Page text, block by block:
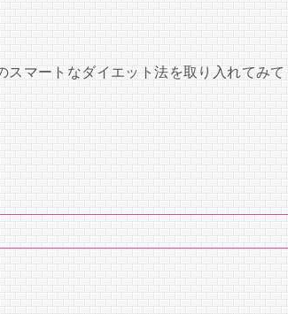
スマートなダイエット法を取り入れてみて